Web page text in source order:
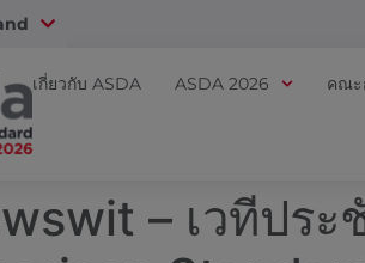
เกี่ยวกับ ASDA ASDA 2026 คณะ
– เวทีปร